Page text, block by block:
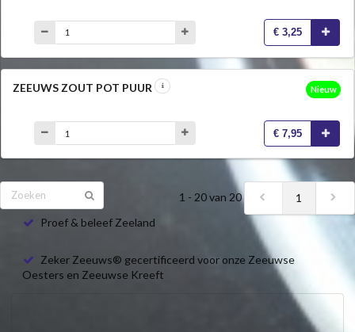
€ 3,25
ZEEUWS ZOUT POT PUUR Nieuw
€ 7,95
1 - 20 van 20
1
Proef & beleef Zeeland
Zeker Zeeuws® gecertificeerd voor onze Zeeuwse
Oesters en Zeeuwse Kreeft